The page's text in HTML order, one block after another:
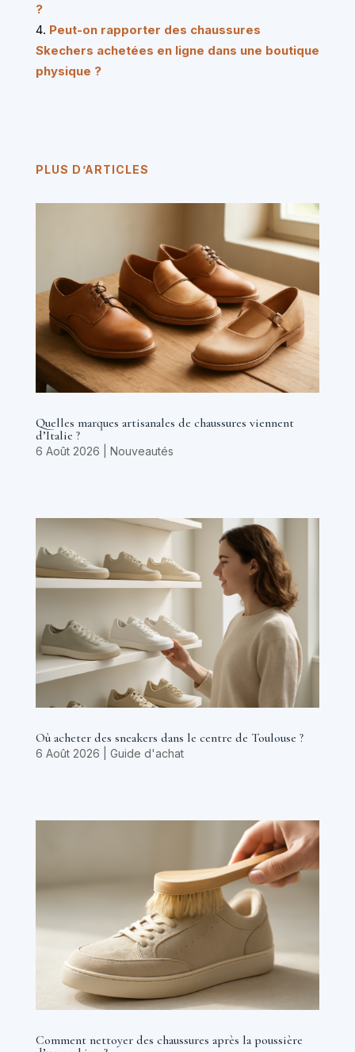
?
Peut-on rapporter des chaussures
Skechers achetées en ligne dans une boutique
physique ?
PLUS D’ARTICLES
Quelles marques artisanales de chaussures viennent
d’Italie ?
6 Août 2026 Nouveautés
Où acheter des sneakers dans le centre de Toulouse ?
6 Août 2026 Guide d'achat
Comment nettoyer des chaussures après la poussière